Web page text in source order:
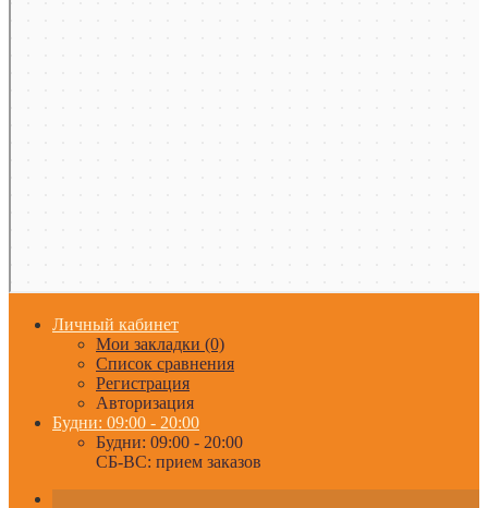
Личный кабинет
Мои закладки (0)
Список сравнения
Регистрация
Авторизация
Будни: 09:00 - 20:00
Будни: 09:00 - 20:00
СБ-ВС: прием заказов